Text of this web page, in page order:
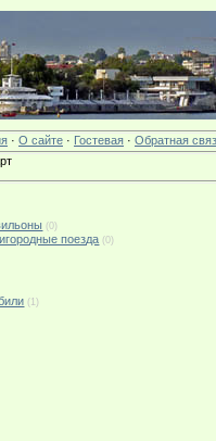
· О сайте· Гостевая· Обратная
(0)
поезда (0)
(1)